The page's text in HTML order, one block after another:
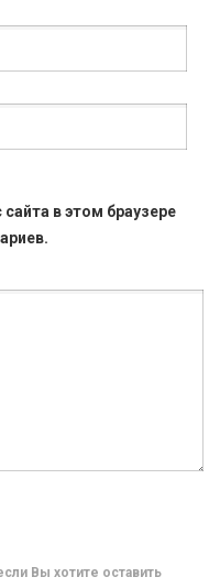
в этом браузере
Вы хотите оставить